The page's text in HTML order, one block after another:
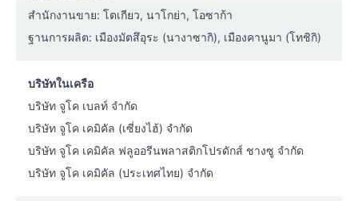
สำนักงานขาย: โตเกียว, นาโกย่า, โอซาก้า
ฐานการผลิต: เมืองมัตสึอุระ (นางาซากิ), เมืองคานูมา (โทชิกิ)
บริษัทในเครือ
บริษัท จูโค เบลท์ จำกัด
บริษัท จูโค เคมิคัล (เซี่ยงไฮ้) จำกัด
บริษัท จูโค เคมิคัล ฟลูออรีนพลาสติกโปรดักส์ ชางซู จำกัด
บริษัท จูโค เคมิคัล (ประเทศไทย) จำกัด